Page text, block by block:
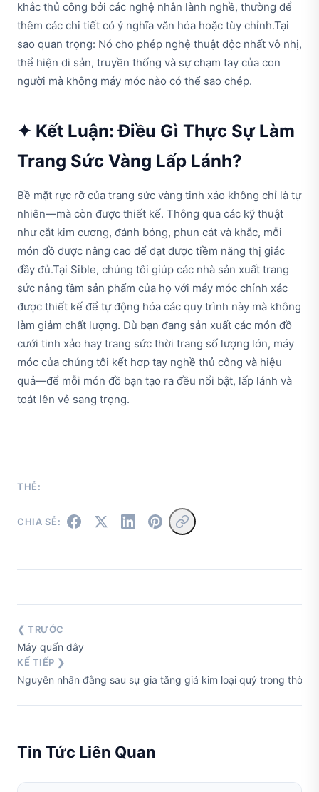
khắc thủ công bởi các nghệ nhân lành nghề, thường để
thêm các chi tiết có ý nghĩa văn hóa hoặc tùy chỉnh.Tại
sao quan trọng: Nó cho phép nghệ thuật độc nhất vô nhị,
thể hiện di sản, truyền thống và sự chạm tay của con
người mà không máy móc nào có thể sao chép.
✦ Kết Luận: Điều Gì Thực Sự Làm
Trang Sức Vàng Lấp Lánh?
Bề mặt rực rỡ của trang sức vàng tinh xảo không chỉ là tự
nhiên—mà còn được thiết kế. Thông qua các kỹ thuật
như cắt kim cương, đánh bóng, phun cát và khắc, mỗi
món đồ được nâng cao để đạt được tiềm năng thị giác
đầy đủ.Tại Sible, chúng tôi giúp các nhà sản xuất trang
sức nâng tầm sản phẩm của họ với máy móc chính xác
được thiết kế để tự động hóa các quy trình này mà không
làm giảm chất lượng. Dù bạn đang sản xuất các món đồ
cưới tinh xảo hay trang sức thời trang số lượng lớn, máy
móc của chúng tôi kết hợp tay nghề thủ công và hiệu
quả—để mỗi món đồ bạn tạo ra đều nổi bật, lấp lánh và
toát lên vẻ sang trọng.
THẺ:
CHIA SẺ:
❮ TRƯỚC
Máy quấn dây
KẾ TIẾP ❯
Nguyên nhân đằng sau sự gia tăng giá kim loại quý trong thời
Tin Tức Liên Quan